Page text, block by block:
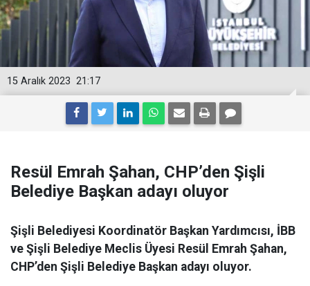
21:17
15 Aralık 2023
Resül Emrah Şahan, CHP’den Şişli
Belediye Başkan adayı oluyor
Şişli Belediyesi Koordinatör Başkan Yardımcısı, İBB
ve Şişli Belediye Meclis Üyesi Resül Emrah Şahan,
CHP’den Şişli Belediye Başkan adayı oluyor.